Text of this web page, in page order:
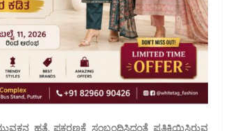
ಹತ್ಯೆ ಪ್ರಕರಣಕ್ಕೆ ಸಂಬಂಧಿಸಿದಂತೆ ಪ್ರತಿಕ್ರಿಯಿಸಿರುವ